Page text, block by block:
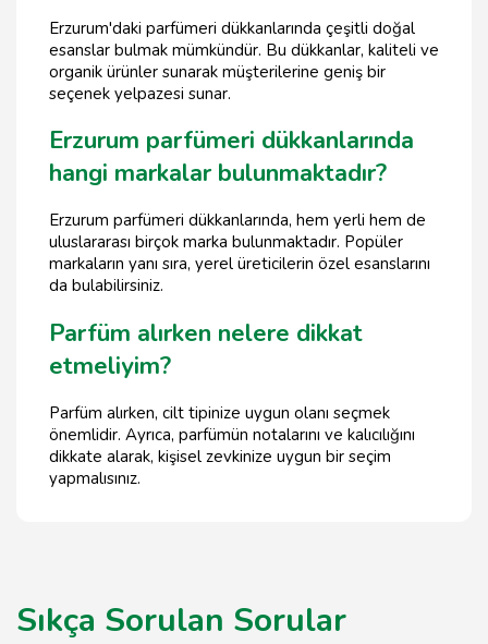
Erzurum'daki parfümeri dükkanlarında çeşitli doğal
esanslar bulmak mümkündür. Bu dükkanlar, kaliteli ve
organik ürünler sunarak müşterilerine geniş bir
seçenek yelpazesi sunar.
Erzurum parfümeri dükkanlarında
hangi markalar bulunmaktadır?
Erzurum parfümeri dükkanlarında, hem yerli hem de
uluslararası birçok marka bulunmaktadır. Popüler
markaların yanı sıra, yerel üreticilerin özel esanslarını
da bulabilirsiniz.
Parfüm alırken nelere dikkat
etmeliyim?
Parfüm alırken, cilt tipinize uygun olanı seçmek
önemlidir. Ayrıca, parfümün notalarını ve kalıcılığını
dikkate alarak, kişisel zevkinize uygun bir seçim
yapmalısınız.
Sıkça Sorulan Sorular